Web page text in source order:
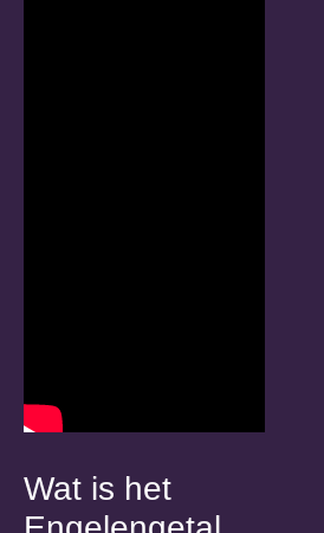
Wat is het